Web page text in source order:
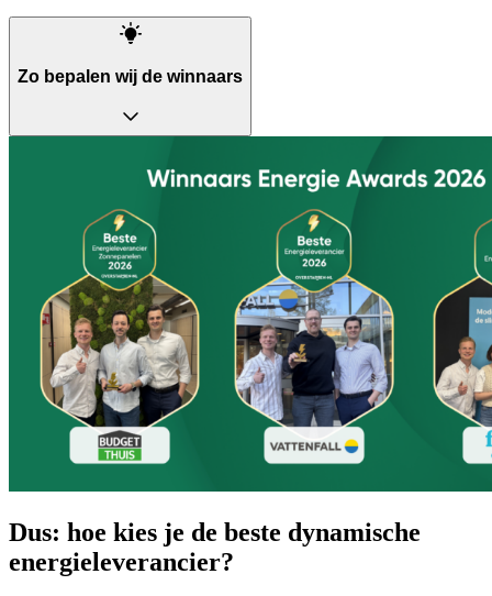
Zo bepalen wij de winnaars
Dus: hoe kies je de beste dynamische
energieleverancier?